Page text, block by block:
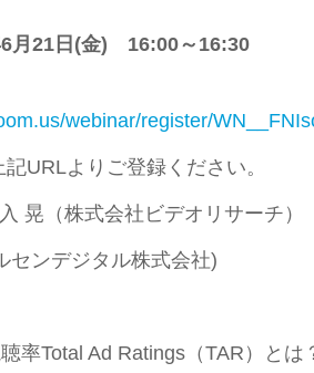
月21日 (金) 16:00～16:30
webinar/register/
URLよりご登録ください。
晃（株式会社ビデオリサーチ）
ンデジタル株式会社)
率Total Ad Ratings（TAR）とは